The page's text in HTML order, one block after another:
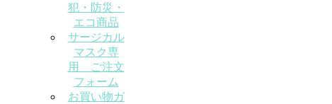
犯・防災・
エコ商品
サージカル
マスク専
用 ご注文
フォーム
お買い物ガ